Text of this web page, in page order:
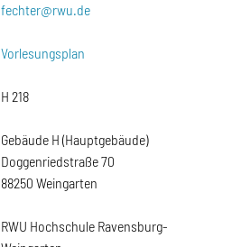
fechter@rwu.de
Vorlesungsplan
H 218
Gebäude H (Hauptgebäude)
Doggenriedstraße 70
88250 Weingarten
RWU Hochschule Ravensburg-